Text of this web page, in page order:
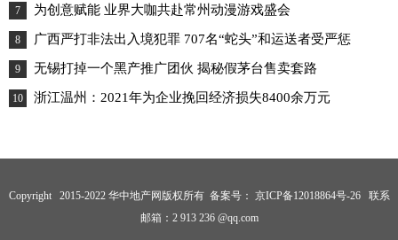
7 为创意赋能 业界大咖共赴常州动漫游戏盛会
8 广西严打非法出入境犯罪 707名“蛇头”和运送者受严惩
9 无锡打掉一个黑产推广团伙 揭秘假茅台售卖套路
10 浙江温州：2021年为企业挽回经济损失8400余万元
Copyright 2015-2022 华中地产网版权所有 备案号： 京ICP备12018864号-26联系
邮箱：2 913 236 @qq.com